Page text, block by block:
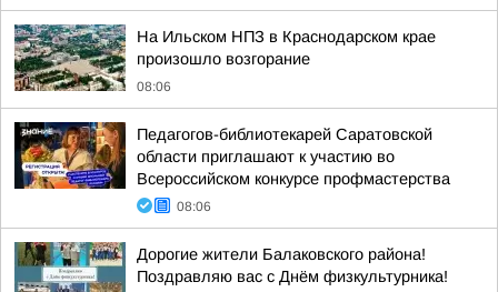
На Ильском НПЗ в Краснодарском крае
произошло возгорание
08:06
Педагогов-библиотекарей Саратовской
области приглашают к участию во
Всероссийском конкурсе профмастерства
08:06
Дорогие жители Балаковского района!
Поздравляю вас с Днём физкультурника!